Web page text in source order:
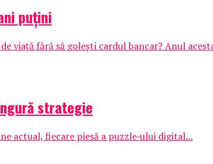
puțini
viață fără să golești cardul bancar? Anul
strategie
actual, fiecare piesă a puzzle‑ului digital...